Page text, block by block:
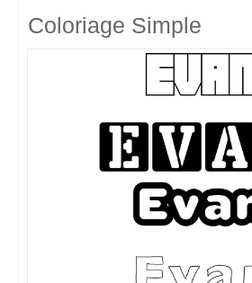
Coloriage Simple